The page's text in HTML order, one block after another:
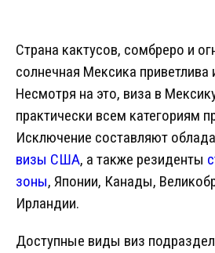
Страна кактусов, сомбреро и
солнечная Мексика приветлива
Несмотря на это, виза в
практически всем категориям
Исключение составляют
визы США, а также резиденты
зоны, Японии, Канады,
Ирландии.
Доступные виды виз